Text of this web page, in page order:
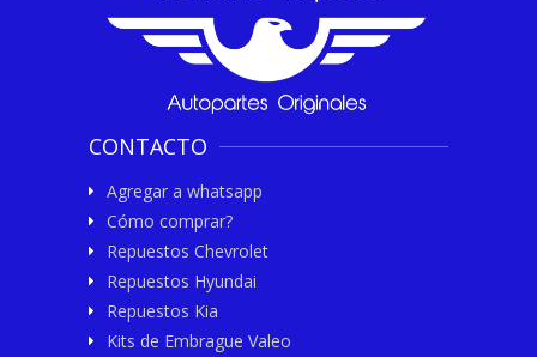
CONTACTO
Agregar a whatsapp
Cómo comprar?
Repuestos Chevrolet
Repuestos Hyundai
Repuestos Kia
Kits de Embrague Valeo